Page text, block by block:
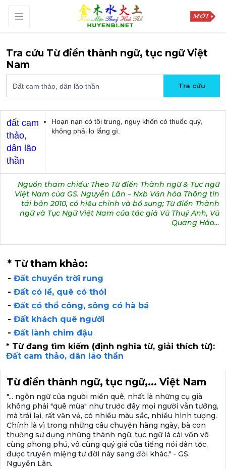
Tra cứu Từ điển thành ngữ, tục ngữ Việt
Nam
đất cam
thảo,
dân lão
thần
Hoạn nạn có tôi trung, nguy khốn có thuốc quý,
không phải lo lắng gì.
Nguồn tham chiếu: Theo Từ điển Thành ngữ & Tục ngữ
Việt Nam của GS. Nguyễn Lân – Nxb Văn hóa Thông tin
tái bản 2010, có hiệu chỉnh và bổ sung; Từ điển Thành
ngữ và Tục Ngữ Việt Nam của tác giả Vũ Thuý Anh, Vũ
Quang Hào…
* Từ tham khảo:
- Đất chuyển trời rung
- Đất có lề, quê có thói
- Đất có thổ công, sông có hà bá
- Đất khách quê người
- Đất lành chim đậu
* Từ đang tìm kiếm (định nghĩa từ, giải thích từ):
Đất cam thảo, dân lão thần
Từ điển thành ngữ, tục ngữ,... Việt Nam
"... ngôn ngữ của người miền quê, nhất là những cụ già
không phải "quê mùa" như trước đây mọi người vẫn tưởng,
mà trái lại, rất văn vẻ, có nhiều màu sắc, nhiều hình tượng.
Chính là vì trong những câu chuyện hàng ngày, bà con
thường sử dụng những thành ngữ, tục ngữ là cái vốn vô
cùng phong phú, vô cùng quý giá của tiếng nói dân tộc,
được truyền miệng tư đời này sang đời khác." - GS.
Nguyễn Lân.